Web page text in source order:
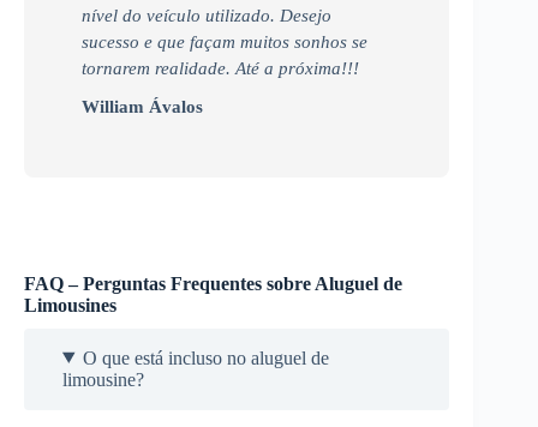
nível do veículo utilizado. Desejo
sucesso e que façam muitos sonhos se
tornarem realidade. Até a próxima!!!
William Ávalos
FAQ – Perguntas Frequentes sobre Aluguel de
Limousines
O que está incluso no aluguel de
limousine?